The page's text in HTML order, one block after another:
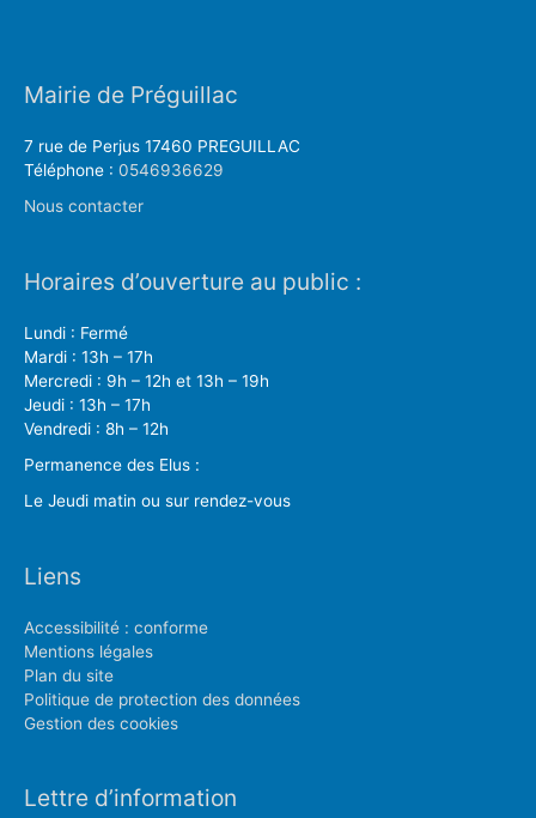
Mairie de Préguillac
7 rue de Perjus 17460 PREGUILLAC
Téléphone : 0546936629
Nous contacter
Horaires d’ouverture au public :
Lundi : Fermé
Mardi : 13h – 17h
Mercredi : 9h – 12h et 13h – 19h
Jeudi : 13h – 17h
Vendredi : 8h – 12h
Permanence des Elus :
Le Jeudi matin ou sur rendez-vous
Liens
Accessibilité : conforme
Mentions légales
Plan du site
Politique de protection des données
Gestion des cookies
Lettre d’information